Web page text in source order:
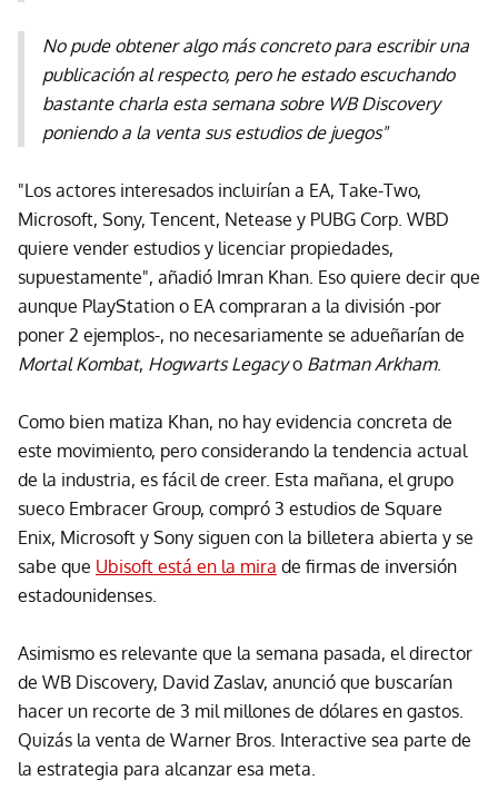
No pude obtener algo más concreto para escribir una
publicación al respecto, pero he estado escuchando
bastante charla esta semana sobre WB Discovery
poniendo a la venta sus estudios de juegos"
"Los actores interesados incluirían a EA, Take-Two,
Microsoft, Sony, Tencent, Netease y PUBG Corp. WBD
quiere vender estudios y licenciar propiedades,
supuestamente", añadió Imran Khan. Eso quiere decir que
aunque PlayStation o EA compraran a la división -por
poner 2 ejemplos-, no necesariamente se adueñarían de
Mortal Kombat, Hogwarts Legacyo Batman Arkham.
Como bien matiza Khan, no hay evidencia concreta de
este movimiento, pero considerando la tendencia actual
de la industria, es fácil de creer. Esta mañana, el grupo
sueco Embracer Group, compró 3 estudios de Square
Enix, Microsoft y Sony siguen con la billetera abierta y se
sabe que Ubisoft está en la mira de firmas de inversión
estadounidenses.
Asimismo es relevante que la semana pasada, el director
de WB Discovery, David Zaslav, anunció que buscarían
hacer un recorte de 3 mil millones de dólares en gastos.
Quizás la venta de Warner Bros. Interactive sea parte de
la estrategia para alcanzar esa meta.